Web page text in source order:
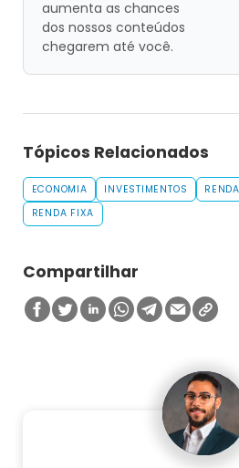
aumenta as chances
dos nossos conteúdos
chegarem até você.
Tópicos Relacionados
ECONOMIA INVESTIMENTOS
RENDA FIXA
Compartilhar